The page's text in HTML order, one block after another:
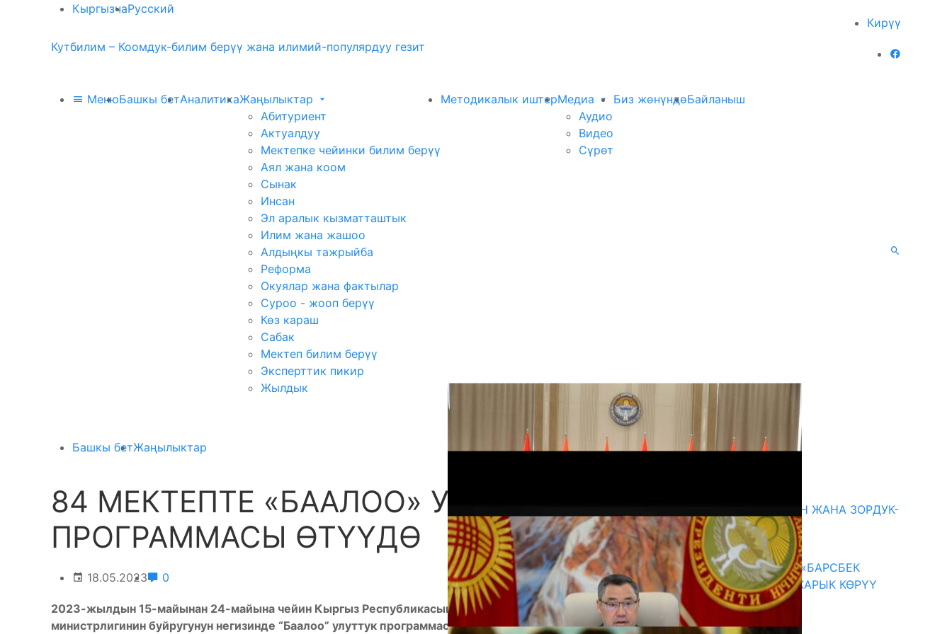
КыргызчаРусский
Кирүү
Кутбилим – Коомдук-билим берүү жана илимий-популярдуу гезит
МенюБашкы бетАналитикаЖаңылыктар
Абитуриент
Актуалдуу
Мектепке чейинки билим берүү
Аял жана коом
Сынак
Инсан
Эл аралык кызматташтык
Илим жана жашоо
Алдыңкы тажрыйба
Реформа
Окуялар жана фактылар
Суроо - жооп берүү
Көз караш
Сабак
Мектеп билим берүү
Эксперттик пикир
Жылдык
Методикалык иштерМедиа
Аудио
Видео
Сүрөт
Биз жөнүндөБайланыш
Башкы бетЖаңылыктар
84 МЕКТЕПТЕ «БААЛОО» УЛУТТУК
ПРОГРАММАСЫ ӨТҮҮДӨ
18.05.2023 0
2023-жылдын 15-майынан 24-майына чейин Кыргыз Республикасынын Билим берүү жана илим
министрлигинин буйругунун негизинде “Баалоо” улуттук программасына баа берүү
ГЕНДЕРДИК БАСМЫРЛООДОН ЖАНА ЗОРДУК-
ЗОМБУЛУКТАН КОРГОО
07.08.2026
КЫРГЫЗ ТАРЫХЫ ТАСМАДА: «БАРСБЕК
КАГАН» КӨРКӨМ ТАСМАСЫ ЖАРЫК КӨРҮҮ
АЛДЫНДА
07.08.2026